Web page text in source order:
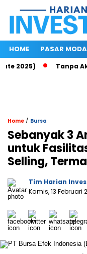
HOME PASAR
2025) Tanpa Aksi
Home / Bursa
Sebanyak 3
untuk
Selling,
Tim Harian
Kamis, 13 Februari